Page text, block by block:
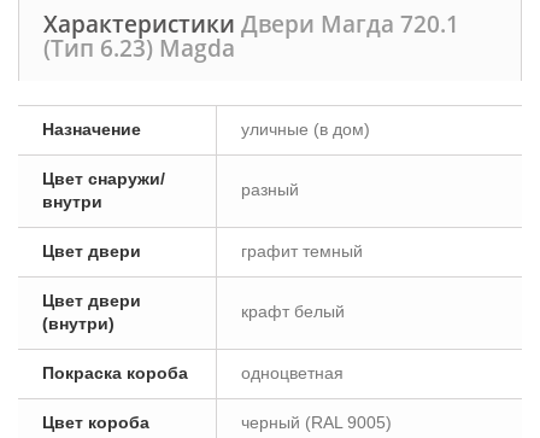
Характеристики Двери Магда 720.1
(Тип 6.23) Magda
Назначение уличные (в дом)
Цвет снаружи/
внутри
разный
Цвет двери графит темный
Цвет двери
(внутри)
крафт белый
Покраска короба одноцветная
Цвет короба черный (RAL 9005)